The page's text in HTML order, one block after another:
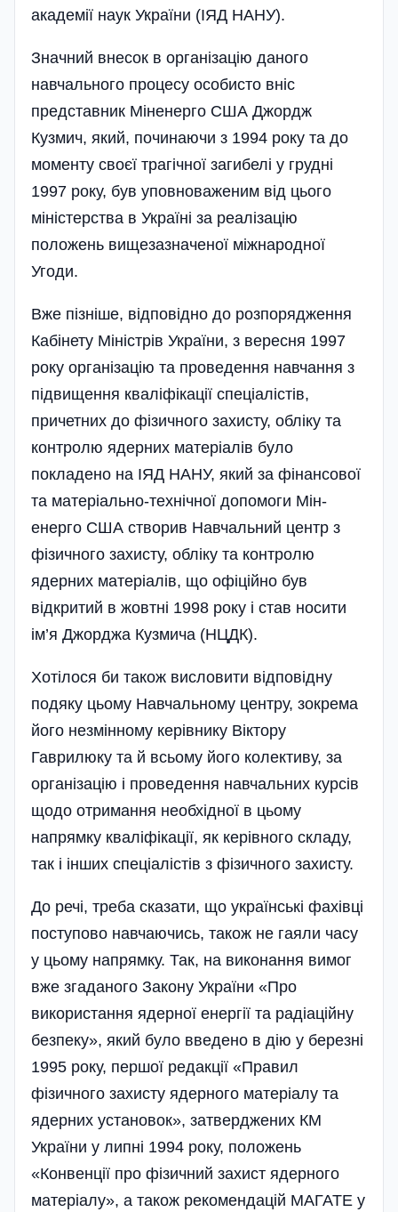
академії наук України (ІЯД НАНУ).
Значний внесок в організацію даного
навчального процесу особисто вніс
представник Міненерго США Джордж
Кузмич, який, починаючи з 1994 року та до
моменту своєї трагічної загибелі у грудні
1997 року, був уповноваженим від цього
міністерства в Україні за реалізацію
положень вищезазначеної міжнародної
Угоди.
Вже пізніше, відповідно до розпорядження
Кабінету Міністрів України, з вересня 1997
року організацію та проведення навчання з
підвищення кваліфікації спеціалістів,
причетних до фізичного захисту, обліку та
контролю ядерних матеріалів було
покладено на ІЯД НАНУ, який за фінансової
та матеріально-технічної допомоги Мін­
енерго США створив Навчальний центр з
фізичного захисту, обліку та контролю
ядерних матеріалів, що офіційно був
відкритий в жовтні 1998 року і став носити
ім’я Джорджа Кузмича (НЦДК).
Хотілося би також висловити від­повідну
подяку цьому Навчальному центру, зокрема
його незмінному керівни­ку Віктору
Гаврилюку та й всьому­ його колективу, за
організацію і проведення навчальних курсів
щодо отримання необхідної в цьому
напрямку кваліфікації, як керівного складу,
так і інших спеціалістів з фізичного захисту.
До речі, треба сказати, що українські фахівці
поступово навчаючись, також не гаяли часу
у цьому напрямку. Так, на виконання вимог
вже згаданого Закону України «Про
використання ядерної енергії та раді­аційну
безпеку», який було введено в дію у березні
1995 року, першої редакції «Правил
фізичного захисту ядерного матеріалу та
ядерних установок», затверджених КМ
України у липні 1994 року, положень
«Конвенції про фізичний захист ядерного
матері­алу», а також рекомендацій МАГАТЕ у